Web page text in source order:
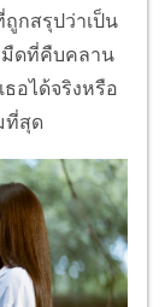
กสรุปว่าเป็น
มืดที่คืบคลาน
ธอได้จริงหรือ
ที่สุด